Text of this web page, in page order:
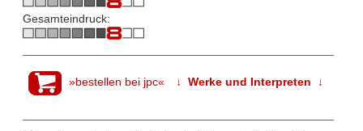
Gesamteindruck:
»bestellen bei jpc« ↓ Werke und Interpreten ↓